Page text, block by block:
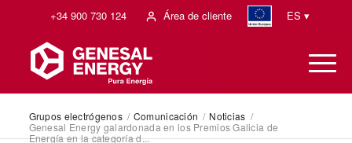
+34 900 730 124 Área de cliente ES ▾
Grupos electrógenos / Comunicación / Noticias /
Genesal Energy galardonada en los Premios Galicia de
Energía en la categoría d...